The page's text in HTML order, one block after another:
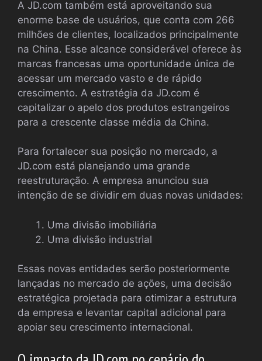
A JD.com também está aproveitando sua
enorme base de usuários, que conta com 266
milhões de clientes, localizados principalmente
na China. Esse alcance considerável oferece às
marcas francesas uma oportunidade única de
acessar um mercado vasto e de rápido
crescimento. A estratégia da JD.com é
capitalizar o apelo dos produtos estrangeiros
para a crescente classe média da China.
Para fortalecer sua posição no mercado, a
JD.com está planejando uma grande
reestruturação. A empresa anunciou sua
intenção de se dividir em duas novas unidades:
Uma divisão imobiliária
Uma divisão industrial
Essas novas entidades serão posteriormente
lançadas no mercado de ações, uma decisão
estratégica projetada para otimizar a estrutura
da empresa e levantar capital adicional para
apoiar seu crescimento internacional.